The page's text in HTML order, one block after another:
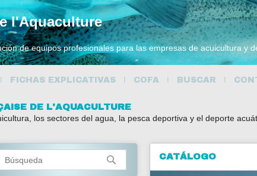
l'Aquaculture
de equipos profesionales para las empresas de acuicultura y
FICHAS EXPLICATIVAS COFA BUSCAR
DE L'AQUACULTURE
los sectores del agua, la pesca deportiva y el deporte
CATÁLOGO